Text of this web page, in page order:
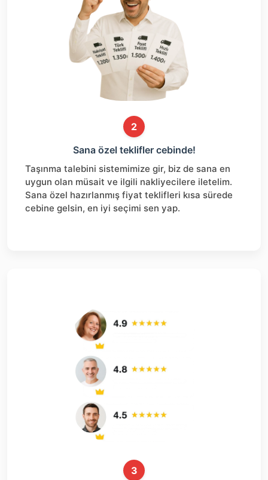
2
Sana özel teklifler cebinde!
Taşınma talebini sistemimize gir, biz de sana en
uygun olan müsait ve ilgili nakliyecilere iletelim.
Sana özel hazırlanmış fiyat teklifleri kısa sürede
cebine gelsin, en iyi seçimi sen yap.
3